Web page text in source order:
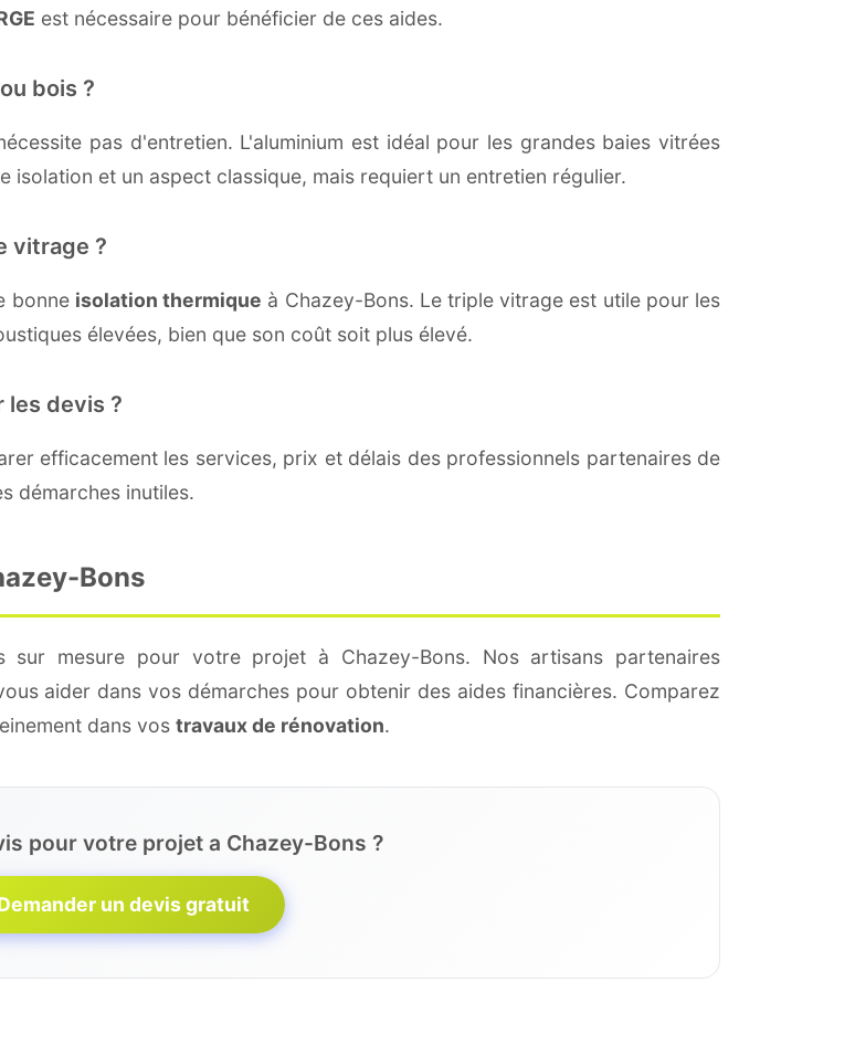
est nécessaire pour bénéficier de ces aides.
bois ?
pas d'entretien. L'aluminium est idéal pour les grandes baies vitrées
isolation et un aspect classique, mais requiert un entretien régulier.
vitrage ?
bonne isolation thermique à Chazey-Bons. Le triple vitrage est utile pour les
élevées, bien que son coût soit plus élevé.
les devis ?
efficacement les services, prix et délais des professionnels partenaires de
démarches inutiles.
Bons
sur mesure pour votre projet à Chazey-Bons. Nos artisans partenaires
aider dans vos démarches pour obtenir des aides financières. Comparez
dans vos travaux de rénovation.
pour votre projet a Chazey-Bons ?
un devis gratuit